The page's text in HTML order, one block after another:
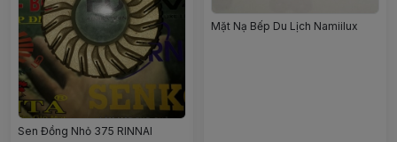
Sen Đồng Nhỏ 375 RINNAI
Mặt Nạ Bếp Du Lịch Namiilux